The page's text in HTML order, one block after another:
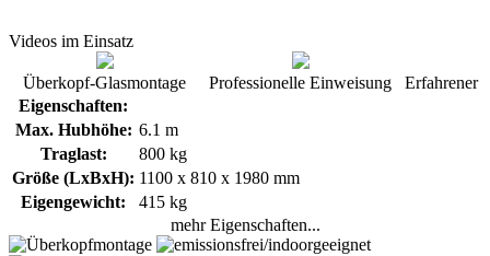
Videos im Einsatz
Überkopf-Glasmontage Professionelle Einweisung
Erfahrener
Eigenschaften:
Max. Hubhöhe: 6.1 m
Traglast:
800 kg
Größe (LxBxH): 1100 x 810 x 1980 mm
Eigengewicht:
415 kg
mehr Eigenschaften...